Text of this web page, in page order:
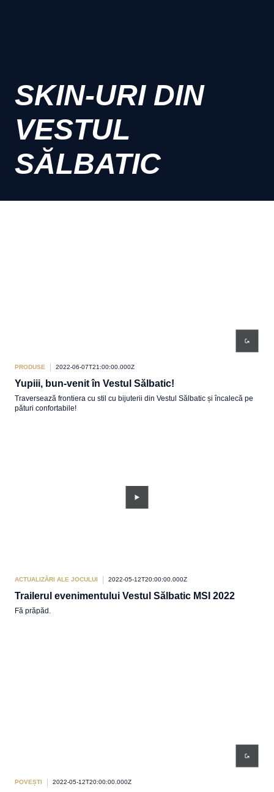
SKIN-URI DIN
VESTUL
SĂLBATIC
PRODUSE 2022-06-07T21:00:00.000Z
Yupiii, bun-venit în Vestul Sălbatic!
Traversează frontiera cu stil cu bijuterii din Vestul Sălbatic și încalecă pe
pături confortabile!
ACTUALIZĂRI ALE JOCULUI 2022-05-12T20:00:00.000Z
Trailerul evenimentului Vestul Sălbatic MSI 2022
Fă prăpăd.
POVEȘTI 2022-05-12T20:00:00.000Z